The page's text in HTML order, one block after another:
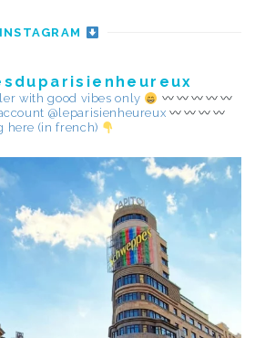
with good vibes only
@leparisienheureux
here (in french)